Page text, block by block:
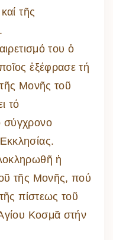
τῆς
του ὁ
ἐξέφρασε τή
Μονῆς τοῦ
τό
σύγχρονο
ἡ
τῆς Μονῆς, πού
πίστεως τοῦ
Κοσμᾶ στήν